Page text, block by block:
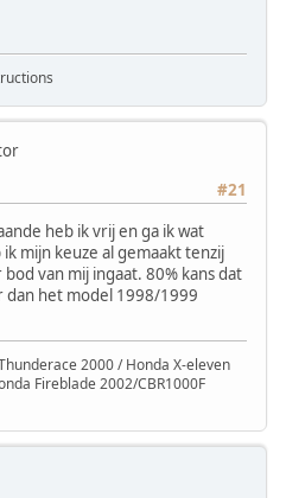
#21
heb ik vrij en ga ik wat
mijn keuze al gemaakt tenzij
van mij ingaat. 80% kans dat
het model 1998/1999
2000 / Honda X-eleven
Fireblade 2002/CBR1000F